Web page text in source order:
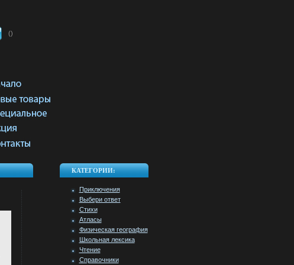
()
КАТЕГОРИИ:
Приключения
Выбери ответ
Стихи
Атласы
Физическая география
Школьная лексика
Чтение
Справочники